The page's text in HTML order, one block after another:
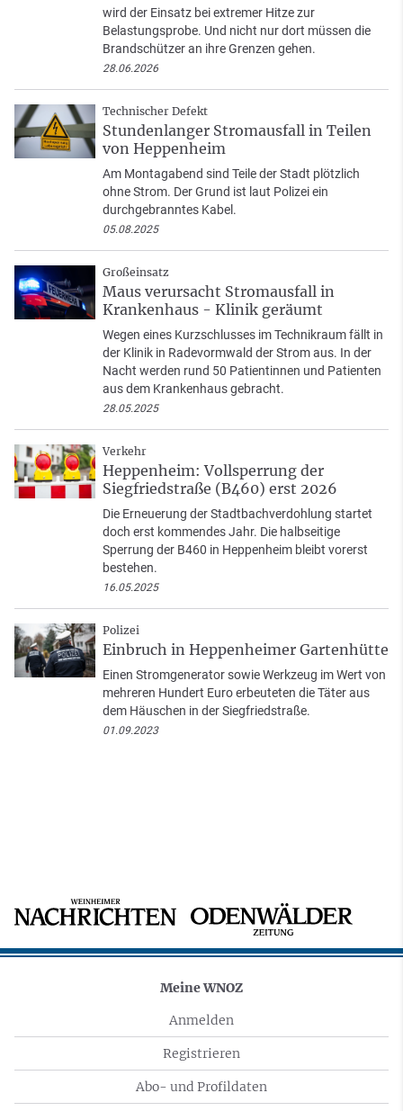
wird der Einsatz bei extremer Hitze zur
Belastungsprobe. Und nicht nur dort müssen die
Brandschützer an ihre Grenzen gehen.
28.06.2026
Technischer Defekt
Stundenlanger Stromausfall in Teilen
von Heppenheim
Am Montagabend sind Teile der Stadt plötzlich
ohne Strom. Der Grund ist laut Polizei ein
durchgebranntes Kabel.
05.08.2025
Großeinsatz
Maus verursacht Stromausfall in
Krankenhaus - Klinik geräumt
Wegen eines Kurzschlusses im Technikraum fällt in
der Klinik in Radevormwald der Strom aus. In der
Nacht werden rund 50 Patientinnen und Patienten
aus dem Krankenhaus gebracht.
28.05.2025
Verkehr
Heppenheim: Vollsperrung der
Siegfriedstraße (B460) erst 2026
Die Erneuerung der Stadtbachverdohlung startet
doch erst kommendes Jahr. Die halbseitige
Sperrung der B460 in Heppenheim bleibt vorerst
bestehen.
16.05.2025
Polizei
Einbruch in Heppenheimer Gartenhütte
Einen Stromgenerator sowie Werkzeug im Wert von
mehreren Hundert Euro erbeuteten die Täter aus
dem Häuschen in der Siegfriedstraße.
01.09.2023
Meine WNOZ
Anmelden
Registrieren
Abo- und Profildaten